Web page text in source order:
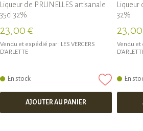
Liqueur de PRUNELLES artisanale
35cl 32%
23,00 €
Vendu et expédié par : LES VERGERS
D'ARLETTE
En stock
AJOUTER AU PANIER
32%
Vendu et
En